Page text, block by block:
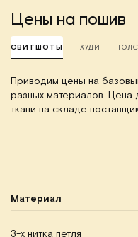
Цены на пошив
СВИТШОТЫ ХУДИ
Приводим цены на
разных материалов. Цена
ткани на складе
Материал
3-х нитка петля